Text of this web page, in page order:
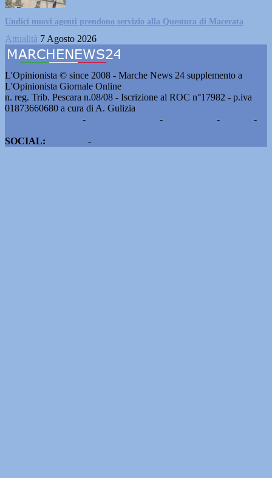
Undici nuovi agenti prendono servizio alla Questura di Macerata
Attualità 7 Agosto 2026
L'Opinionista © since 2008 - Marche News 24 supplemento a
L'Opinionista Giornale Online
n. reg. Trib. Pescara n.08/08 - Iscrizione al ROC n°17982 - p.iva
01873660680 a cura di A. Gulizia
- - -
-
SOCIAL:
-